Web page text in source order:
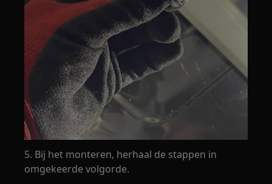
5. Bij het monteren, herhaal de stappen in
omgekeerde volgorde.